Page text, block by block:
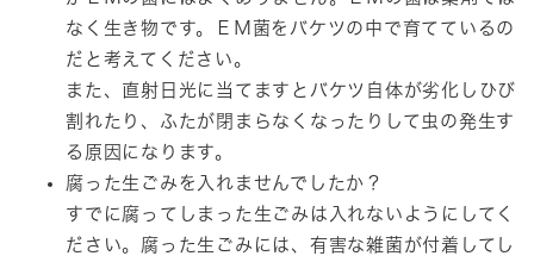
なく生き物です。ＥＭ菌をバケツの中で育てているの
だと考えてください。
また、直射日光に当てますとバケツ自体が劣化しひび
割れたり、ふたが閉まらなくなったりして虫の発生す
る原因になります。
腐った生ごみを入れませんでしたか？
すでに腐ってしまった生ごみは入れないようにしてく
ださい。腐った生ごみには、有害な雑菌が付着してし